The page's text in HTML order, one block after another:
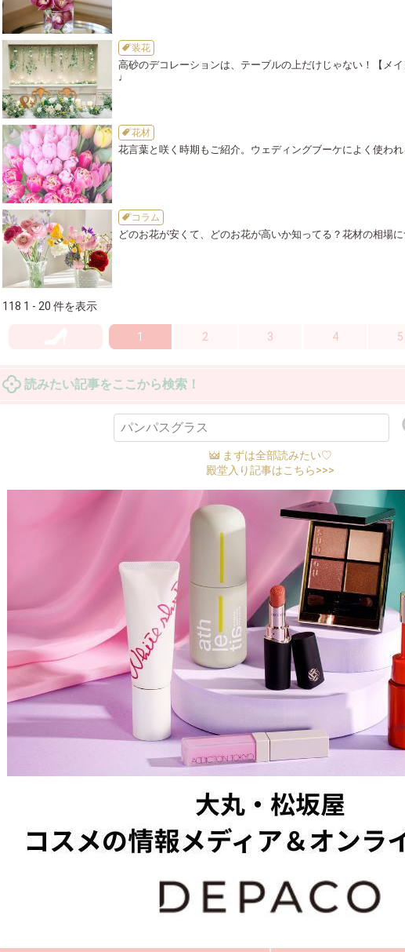
装花
高砂のデコレーションは、テーブルの上だけじゃない！【メ
♩
花材
花言葉と咲く時期もご紹介。ウェディングブーケによく使われ
コラム
どのお花が安くて、どのお花が高いか知ってる？花材の相場
118 1 - 20 件を表示
1 2 3 4 5
読みたい記事をここから検索！
まずは全部読みたい♡
殿堂入り記事はこちら>>>